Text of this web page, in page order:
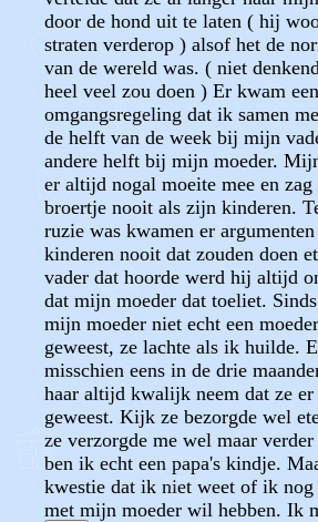
door de hond uit te laten ( hij
straten verderop ) alsof het de
van de wereld was. ( niet
heel veel zou doen ) Er kwam een
omgangsregeling dat ik samen
de helft van de week bij mijn
andere helft bij mijn moeder.
er altijd nogal moeite mee en
broertje nooit als zijn kinderen.
ruzie was kwamen er
kinderen nooit dat zouden doen
vader dat hoorde werd hij altijd
dat mijn moeder dat toeliet.
mijn moeder niet echt een
geweest, ze lachte als ik huilde.
misschien eens in de drie
haar altijd kwalijk neem dat ze
geweest. Kijk ze bezorgde wel
ze verzorgde me wel maar
ben ik echt een papa's kindje.
kwestie dat ik niet weet of ik nog
met mijn moeder wil hebben. Ik